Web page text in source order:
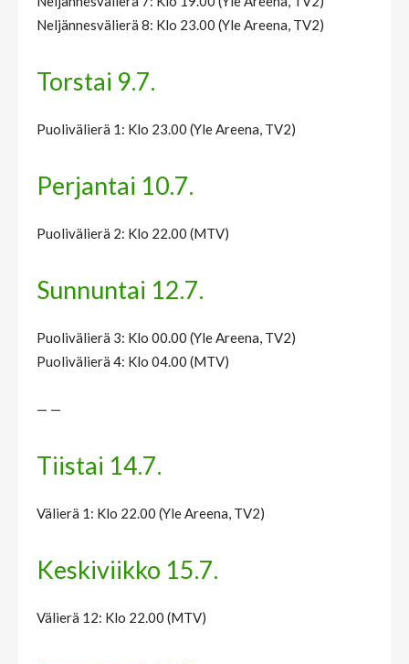
Neljännesvälierä 8: Klo 23.00 (Yle Areena, TV2)
Torstai 9.7.
Puolivälierä 1: Klo 23.00 (Yle Areena, TV2)
Perjantai 10.7.
Puolivälierä 2: Klo 22.00 (MTV)
Sunnuntai 12.7.
Puolivälierä 3: Klo 00.00 (Yle Areena, TV2)
Puolivälierä 4: Klo 04.00 (MTV)
— —
Tiistai 14.7.
Välierä 1: Klo 22.00 (Yle Areena, TV2)
Keskiviikko 15.7.
Välierä 12: Klo 22.00 (MTV)